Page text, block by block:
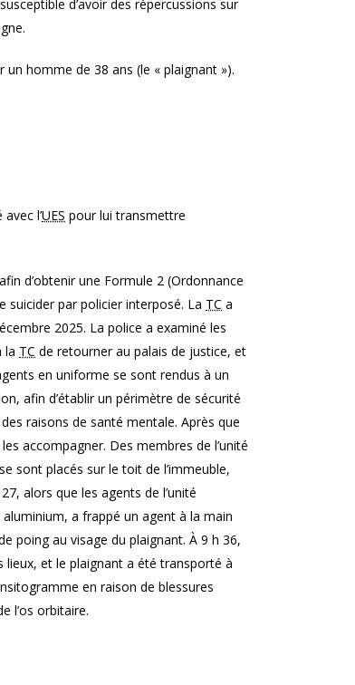
d’avoir des répercussions sur
homme de 38 ans (le « plaignant »).
l’UES pour lui transmettre
d’obtenir une Formule 2 (Ordonnance
suicider par policier interposé. La TC a
2025. La police a examiné les
la TC de retourner au palais de justice, et
en uniforme se sont rendus à un
afin d’établir un périmètre de sécurité
raisons de santé mentale. Après que
accompagner. Des membres de l’unité
sont placés sur le toit de l’immeuble,
alors que les agents de l’unité
aluminium, a frappé un agent à la main
poing au visage du plaignant. À 9 h 36,
lieux, et le plaignant a été transporté à
en raison de blessures
l’os orbitaire.